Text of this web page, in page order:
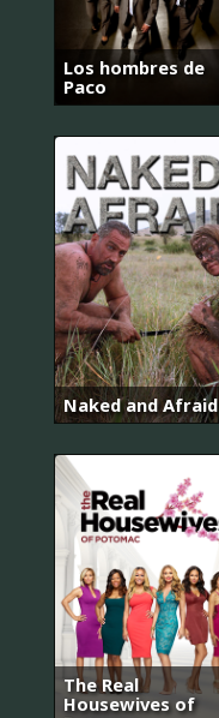
Los hombres de
Paco
Naked and Afraid
The Real
Housewives of